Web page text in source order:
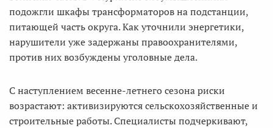
подожгли шкафы трансформаторов на подстанции,
питающей часть округа. Как уточнили энергетики,
нарушители уже задержаны правоохранителями,
против них возбуждены уголовные дела.
С наступлением весенне-летнего сезона риски
возрастают: активизируются сельскохозяйственные и
строительные работы. Специалисты подчеркивают,